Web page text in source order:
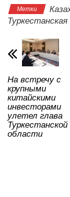
A
p
p
b
o
o
k
Метки
На встречу с
крупными
китайскими
инвесторами
улетел глава
Туркестанской
области